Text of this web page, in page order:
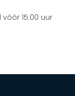
15:00 uur